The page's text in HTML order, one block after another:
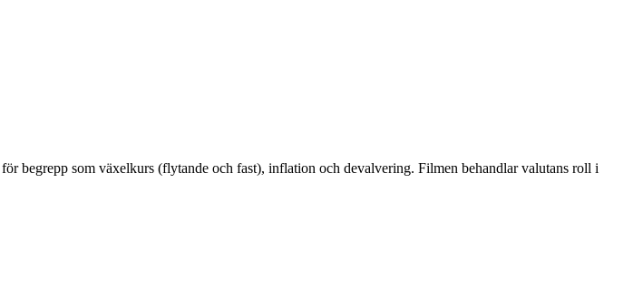
begrepp som växelkurs (flytande och fast), inflation och devalvering. Filmen behandlar valutans roll i